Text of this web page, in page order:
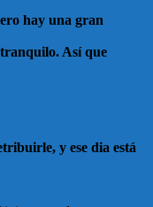
hay una gran
Así que
y ese dia está